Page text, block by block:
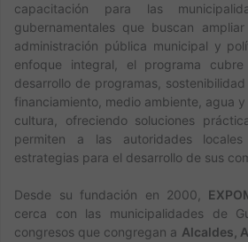
capacitación para las
gubernamentales que buscan
administración pública municipal y
enfoque integral, el programa
desarrollo de programas,
financiamiento, medio ambiente, agua
cultura, ofreciendo soluciones
permiten a las autoridades locales
estrategias para el desarrollo de sus
Desde su fundación en 2000,
cerca con las municipalidades de
congresos que congregan a Alcaldes,